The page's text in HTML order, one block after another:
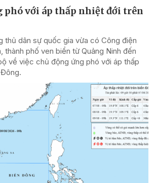
phó với áp thấp nhiệt đới trên
thủ dân sự quốc gia vừa có Công điện
thành phố ven biển từ Quảng Ninh đến
về việc chủ động ứng phó với áp thấp